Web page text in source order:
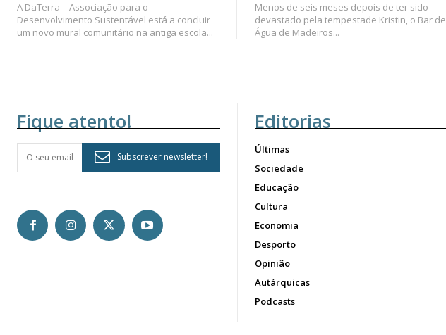
A DaTerra – Associação para o
Desenvolvimento Sustentável está a concluir
um novo mural comunitário na antiga escola...
Menos de seis meses depois de ter sido
devastado pela tempestade Kristin, o Bar de
Água de Madeiros...
Fique atento!
Subscrever newsletter!
Editorias
Últimas
Sociedade
Educação
Cultura
Economia
Desporto
Opinião
Autárquicas
Podcasts